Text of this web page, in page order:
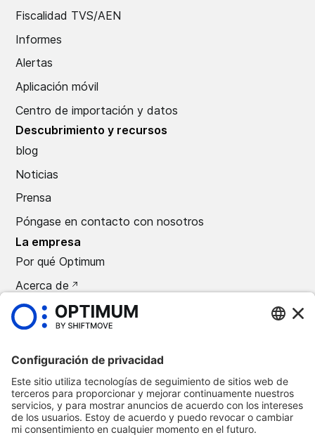
Fiscalidad TVS/AEN
Informes
Alertas
Aplicación móvil
Centro de importación y datos
Descubrimiento y recursos
blog
Noticias
Prensa
Póngase en contacto con nosotros
La empresa
Por qué Optimum
Acerca de
Carreras
Prensa
©2026Automoción óptima
Política de confidencialidad
Términos y condiciones